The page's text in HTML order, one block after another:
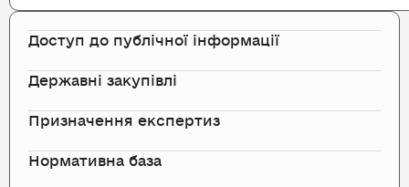
Доступ до публічної інформації
Державні закупівлі
Призначення експертиз
Нормативна база